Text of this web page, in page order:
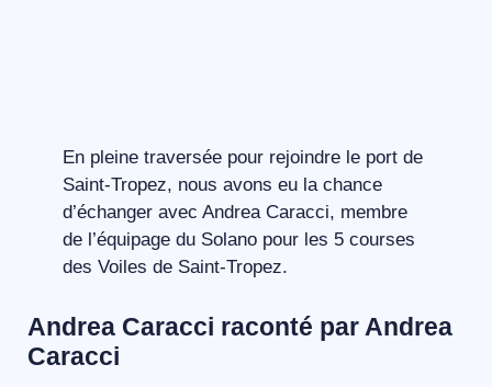
En pleine traversée pour rejoindre le port de
Saint-Tropez, nous avons eu la chance
d’échanger avec Andrea Caracci, membre
de l’équipage du Solano pour les 5 courses
des Voiles de Saint-Tropez.
Andrea Caracci raconté par Andrea
Caracci